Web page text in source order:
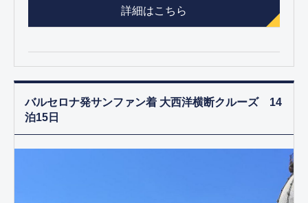
詳細はこちら
バルセロナ発サンファン着 大西洋横断クルーズ 14
泊15日